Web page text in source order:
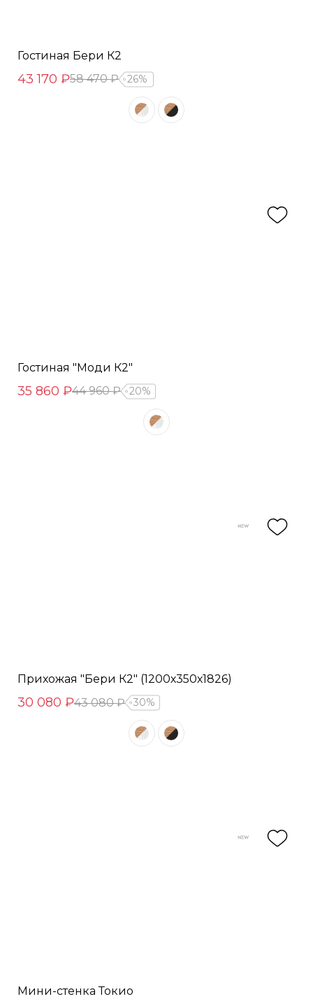
Гостиная Бери К2
43 170 ₽58 470 ₽ 26%
Гостиная "Моди К2"
35 860 ₽44 960 ₽ 20%
Прихожая "Бери К2" (1200х350х1826)
30 080 ₽43 080 ₽ 30%
Мини-стенка Токио